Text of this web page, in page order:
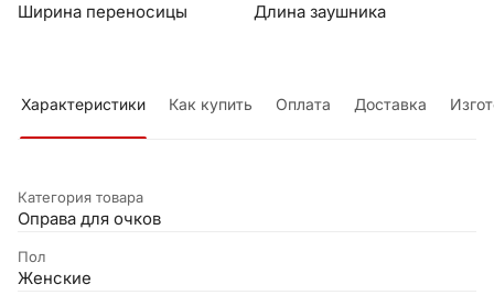
Ширина переносицы Длина заушника
Характеристики Как купить Оплата Доставка
Категория товара
Оправа для очков
Пол
Женские